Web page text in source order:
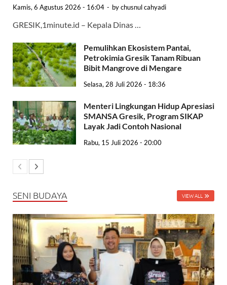
Kamis, 6 Agustus 2026 - 16:04 - bychusnul cahyadi
GRESIK,1minute.id – Kepala Dinas …
Pemulihkan Ekosistem Pantai,
Petrokimia Gresik Tanam Ribuan
Bibit Mangrove di Mengare
Selasa, 28 Juli 2026 - 18:36
Menteri Lingkungan Hidup Apresiasi
SMANSA Gresik, Program SIKAP
Layak Jadi Contoh Nasional
Rabu, 15 Juli 2026 - 20:00
SENI BUDAYA VIEW ALL